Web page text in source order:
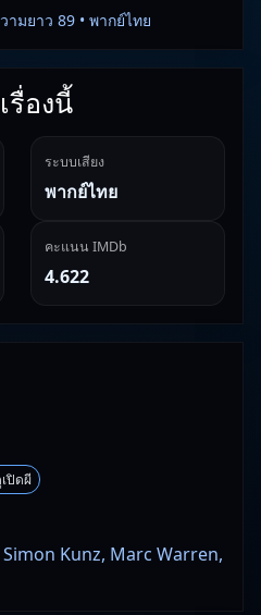
มยาว 89 • พากย์ไทย
องนี้
ระบบเสียง
พากย์ไทย
คะแนน IMDb
4.622
ปิดผี
Kunz, Marc Warren,